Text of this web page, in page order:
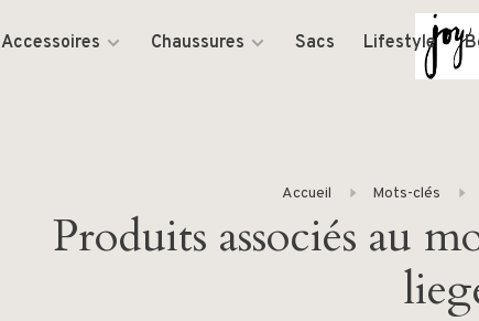
Accessoires Chaussures Sacs Lifestyle
Accueil Mots-clés
Produits associés au